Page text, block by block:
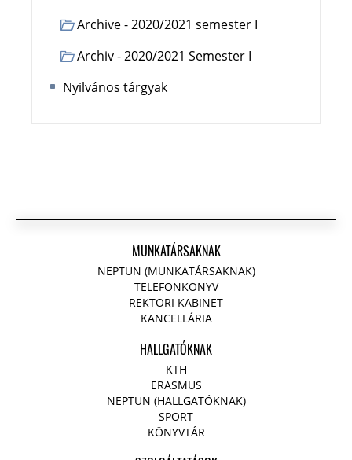
Archive - 2020/2021 semester I
Archiv - 2020/2021 Semester I
Nyilvános tárgyak
MUNKATÁRSAKNAK
NEPTUN (MUNKATÁRSAKNAK)
TELEFONKÖNYV
REKTORI KABINET
KANCELLÁRIA
HALLGATÓKNAK
KTH
ERASMUS
NEPTUN (HALLGATÓKNAK)
SPORT
KÖNYVTÁR